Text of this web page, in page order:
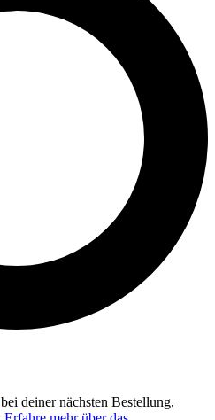
bei deiner nächsten Bestellung,